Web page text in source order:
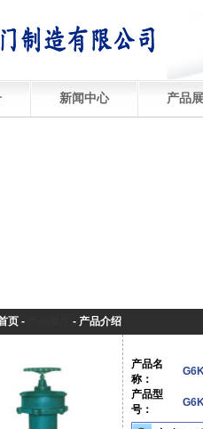
新闻中心 产品
页 - - 产品介绍
产品名
称：
产品型
号：